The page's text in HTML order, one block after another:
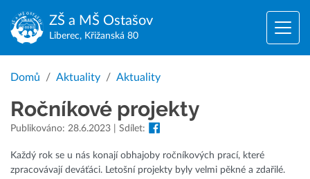
ZŠ a MŠ Ostašov
Liberec, Křižanská 80
Domů Aktuality Aktuality
Ročníkové projekty
Publikováno: 28.6.2023 | Sdílet:
Každý rok se u nás konají obhajoby ročníkových prací, které
zpracovávají deváťáci. Letošní projekty byly velmi pěkné a zdařilé.